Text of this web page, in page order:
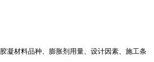
胶凝材料品种、 膨胀剂用量、设计因素、 施工条